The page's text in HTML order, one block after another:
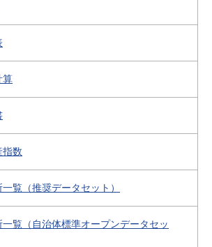
算
指数
覧（推奨データセット）
覧（自治体標準オープンデータセッ